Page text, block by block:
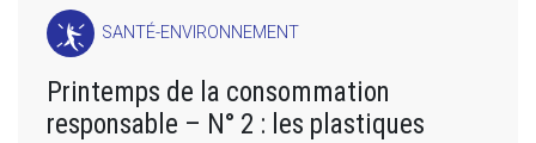
SANTÉ-ENVIRONNEMENT
Printemps de la consommation
responsable – N° 2 : les plastiques